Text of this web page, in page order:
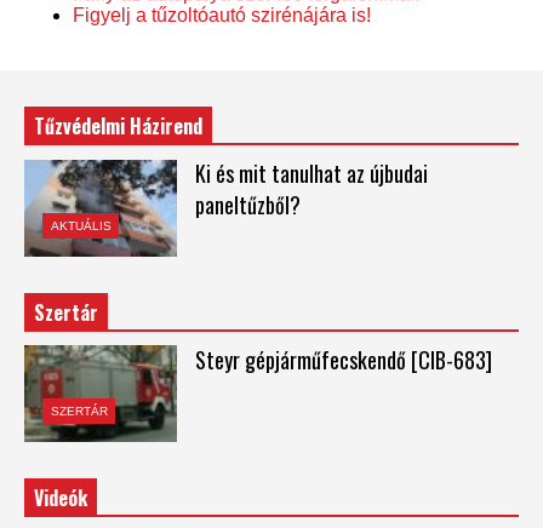
Figyelj a tűzoltóautó szirénájára is!
Tűzvédelmi Házirend
AKTUÁLIS
Ki és mit tanulhat az újbudai
paneltűzből?
Szertár
SZERTÁR
Steyr gépjárműfecskendő [CIB-683]
Videók